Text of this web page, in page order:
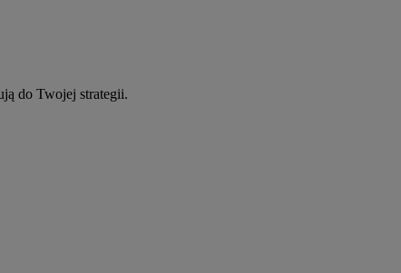
do Twojej strategii.